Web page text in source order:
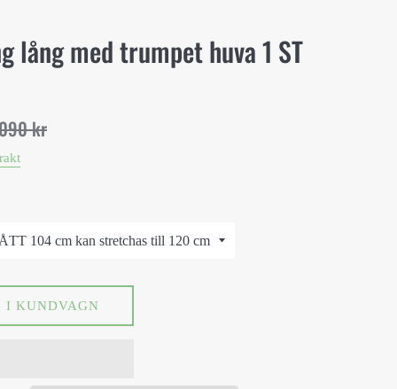
lång med trumpet huva 1 ST
kr
I KUNDVAGN